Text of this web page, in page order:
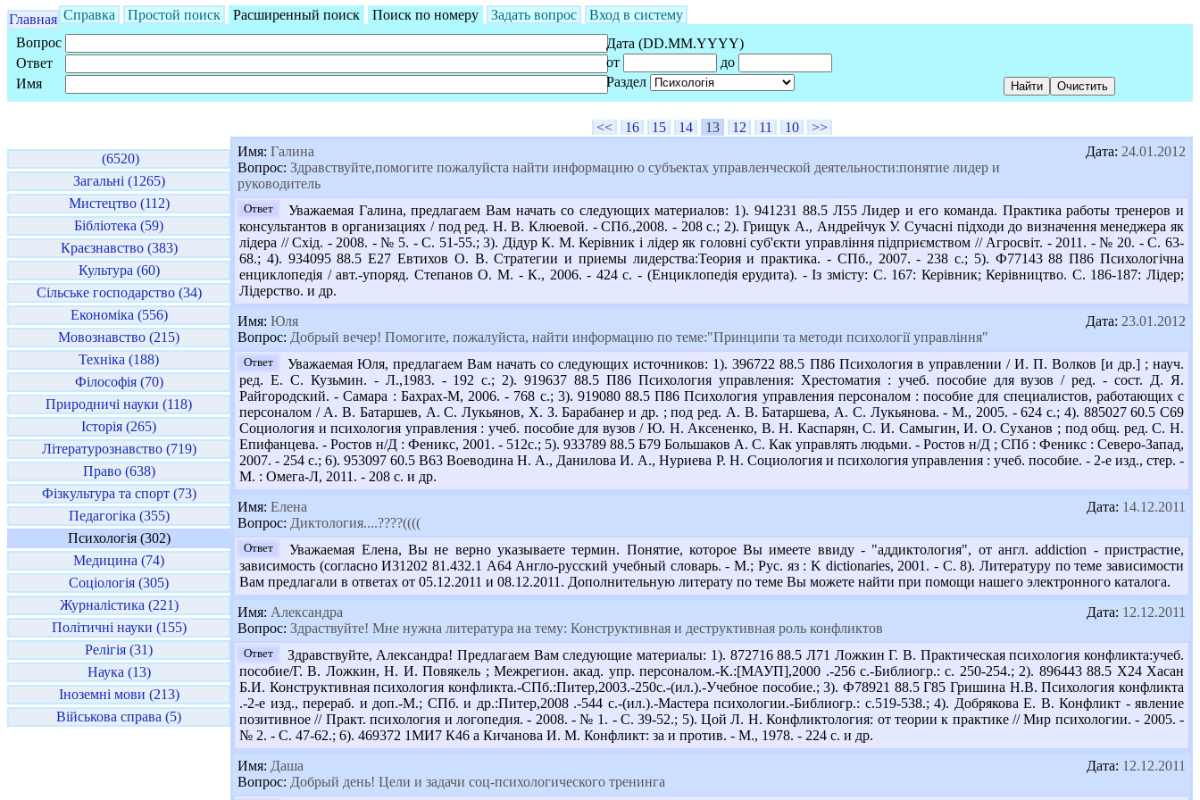
Главная Справка Простой поиск Расширенный поиск Поиск по номеру Задать вопрос
Вход в систему
Вопрос
Ответ
Имя
Дата (DD.MM.YYYY)
от
до
Раздел
(6520)
Загальні (1265)
Мистецтво (112)
Бібліотека (59)
Краєзнавство (383)
Культура (60)
Сільське господарство (34)
Економіка (556)
Мовознавство (215)
Техніка (188)
Філософія (70)
Природничі науки (118)
Історія (265)
Літературознавство (719)
Право (638)
Фізкультура та спорт (73)
Педагогіка (355)
Психологія (302)
Медицина (74)
Соціологія (305)
Журналістика (221)
Політичні науки (155)
Релігія (31)
Наука (13)
Іноземні мови (213)
Військова справа (5)
<< 16 15 14 13 12 11 10
>>
Дата: 24.01.2012
Имя: Галина
Вопрос: Здравствуйте,помогите пожалуйста найти информацию о субъектах управленческой деятельности:понятие лидер и
руководитель
Ответ
Уважаемая Галина, предлагаем Вам начать со следующих материалов: 1). 941231 88.5 Л55 Лидер и его команда. Практика работы тренеров и
консультантов в организациях / под ред. Н. В. Клюевой. - СПб.,2008. - 208 с.; 2). Грищук А., Андрейчук У. Сучасні підходи до визначення менеджера як
лідера // Схід. - 2008. - № 5. - С. 51-55.; 3). Дідур К. М. Керівник і лідер як головні суб'єкти управління підприємством // Агросвіт. - 2011. - № 20. - С. 63-
68.; 4). 934095 88.5 Е27 Евтихов О. В. Стратегии и приемы лидерства:Теория и практика. - СПб., 2007. - 238 с.; 5). Ф77143 88 П86 Психологічна
енциклопедія / авт.-упоряд. Степанов О. М. - К., 2006. - 424 с. - (Енциклопедія ерудита). - Із змісту: С. 167: Керівник; Керівництво. С. 186-187: Лідер;
Лідерство. и др.
Дата: 23.01.2012
Имя: Юля
Вопрос: Добрый вечер! Помогите, пожалуйста, найти информацию по теме:"Принципи та методи психології управління"
Ответ
Уважаемая Юля, предлагаем Вам начать со следующих источников: 1). 396722 88.5 П86 Психология в управлении / И. П. Волков [и др.] ; науч.
ред. Е. С. Кузьмин. - Л.,1983. - 192 с.; 2). 919637 88.5 П86 Психология управления: Хрестоматия : учеб. пособие для вузов / ред. - сост. Д. Я.
Райгородский. - Самара : Бахрах-М, 2006. - 768 с.; 3). 919080 88.5 П86 Психология управления персоналом : пособие для специалистов, работающих с
персоналом / А. В. Батаршев, А. С. Лукьянов, Х. З. Барабанер и др. ; под ред. А. В. Батаршева, А. С. Лукьянова. - М., 2005. - 624 с.; 4). 885027 60.5 С69
Социология и психология управления : учеб. пособие для вузов / Ю. Н. Аксененко, В. Н. Каспарян, С. И. Самыгин, И. О. Суханов ; под общ. ред. С. Н.
Епифанцева. - Ростов н/Д : Феникс, 2001. - 512с.; 5). 933789 88.5 Б79 Большаков А. С. Как управлять людьми. - Ростов н/Д ; СПб : Феникс : Северо-Запад,
2007. - 254 с.; 6). 953097 60.5 В63 Воеводина Н. А., Данилова И. А., Нуриева Р. Н. Социология и психология управления : учеб. пособие. - 2-е изд., стер. -
М. : Омега-Л, 2011. - 208 с. и др.
Дата: 14.12.2011
Имя: Елена
Вопрос: Диктология....????((((
Ответ
Уважаемая Елена, Вы не верно указываете термин. Понятие, которое Вы имеете ввиду - "аддиктология", от англ. addiction - пристрастие,
зависимость (согласно И31202 81.432.1 А64 Англо-русский учебный словарь. - М.; Рус. яз : K dictionaries, 2001. - С. 8). Литературу по теме зависимости
Вам предлагали в ответах от 05.12.2011 и 08.12.2011. Дополнительную литерату по теме Вы можете найти при помощи нашего электронного каталога.
Дата: 12.12.2011
Имя: Александра
Вопрос: Здраствуйте! Мне нужна литература на тему: Конструктивная и деструктивная роль конфликтов
Ответ
Здравствуйте, Александра! Предлагаем Вам следующие материалы: 1). 872716 88.5 Л71 Ложкин Г. В. Практическая психология конфликта:учеб.
пособие/Г. В. Ложкин, Н. И. Повякель ; Межрегион. акад. упр. персоналом.-К.:[МАУП],2000 .-256 с.-Библиогр.: с. 250-254.; 2). 896443 88.5 Х24 Хасан
Б.И. Конструктивная психология конфликта.-СПб.:Питер,2003.-250с.-(ил.).-Учебное пособие.; 3). Ф78921 88.5 Г85 Гришина Н.В. Психология конфликта
.-2-е изд., перераб. и доп.-М.; СПб. и др.:Питер,2008 .-544 с.-(ил.).-Мастера психологии.-Библиогр.: с.519-538.; 4). Добрякова Е. В. Конфликт - явление
позитивное // Практ. психология и логопедия. - 2008. - № 1. - С. 39-52.; 5). Цой Л. Н. Конфликтология: от теории к практике // Мир психологии. - 2005. -
№ 2. - С. 47-62.; 6). 469372 1МИ7 К46 а Кичанова И. М. Конфликт: за и против. - М., 1978. - 224 с. и др.
Дата: 12.12.2011
Имя: Даша
Вопрос: Добрый день! Цели и задачи соц-психологического тренинга